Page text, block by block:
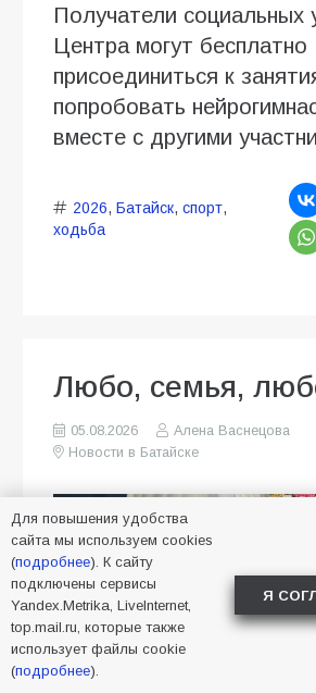
Получатели социальных
Центра могут бесплатно
присоединиться к
попробовать
вместе с другими
2026, Батайск, спорт,
ходьба
Любо, семья,
05.08.2026
Алена Васнецова
Новости в Батайске
Для повышения удобства
сайта мы используем cookies
(подробнее). К сайту
подключены сервисы
Yandex.Metrika, LiveInternet,
top.mail.ru, которые также
использует файлы cookie
(подробнее).
Я